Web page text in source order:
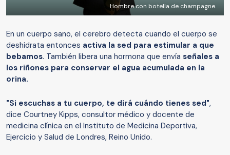
Hombre con botella de champagne.
En un cuerpo sano, el cerebro detecta cuando el cuerpo se
deshidrata entonces activa la sed para estimular a que
bebamos. También libera una hormona que envía señales a
los riñones para conservar el agua acumulada en la
orina.
"Si escuchas a tu cuerpo, te dirá cuándo tienes sed",
dice Courtney Kipps, consultor médico y docente de
medicina clínica en el Instituto de Medicina Deportiva,
Ejercicio y Salud de Londres, Reino Unido.